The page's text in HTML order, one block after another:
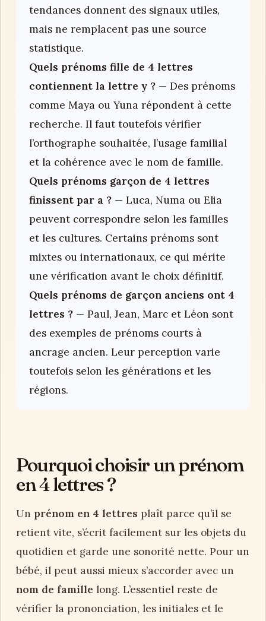
tendances donnent des signaux utiles,
mais ne remplacent pas une source
statistique.
Quels prénoms fille de 4 lettres
contiennent la lettre y ? — Des prénoms
comme Maya ou Yuna répondent à cette
recherche. Il faut toutefois vérifier
l’orthographe souhaitée, l’usage familial
et la cohérence avec le nom de famille.
Quels prénoms garçon de 4 lettres
finissent par a ? — Luca, Numa ou Elia
peuvent correspondre selon les familles
et les cultures. Certains prénoms sont
mixtes ou internationaux, ce qui mérite
une vérification avant le choix définitif.
Quels prénoms de garçon anciens ont 4
lettres ? — Paul, Jean, Marc et Léon sont
des exemples de prénoms courts à
ancrage ancien. Leur perception varie
toutefois selon les générations et les
régions.
Pourquoi choisir un prénom
en 4 lettres ?
Un prénom en 4 lettres plaît parce qu’il se
retient vite, s’écrit facilement sur les objets du
quotidien et garde une sonorité nette. Pour un
bébé, il peut aussi mieux s’accorder avec un
nom de famille long. L’essentiel reste de
vérifier la prononciation, les initiales et le